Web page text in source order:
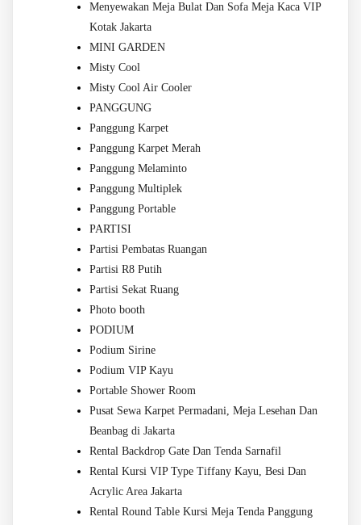
Menyewakan Meja Bulat Dan Sofa Meja Kaca VIP
Kotak Jakarta
MINI GARDEN
Misty Cool
Misty Cool Air Cooler
PANGGUNG
Panggung Karpet
Panggung Karpet Merah
Panggung Melaminto
Panggung Multiplek
Panggung Portable
PARTISI
Partisi Pembatas Ruangan
Partisi R8 Putih
Partisi Sekat Ruang
Photo booth
PODIUM
Podium Sirine
Podium VIP Kayu
Portable Shower Room
Pusat Sewa Karpet Permadani, Meja Lesehan Dan
Beanbag di Jakarta
Rental Backdrop Gate Dan Tenda Sarnafil
Rental Kursi VIP Type Tiffany Kayu, Besi Dan
Acrylic Area Jakarta
Rental Round Table Kursi Meja Tenda Panggung